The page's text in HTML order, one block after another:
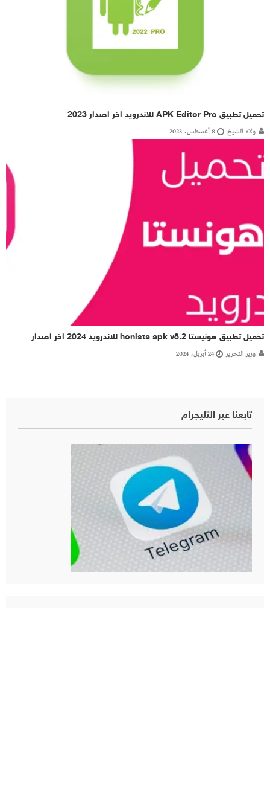
تحميل تطبيق APK Editor Pro للاندرويد اخر اصدار 2023
ولاء الشيخ 8 أغسطس، 2023
تحميل تطبيق هونيستا honista apk v8.2 للاندرويد 2024 اخر اصدار
وزير التحرير 24 أبريل، 2024
تابعنا عبر التليجرام